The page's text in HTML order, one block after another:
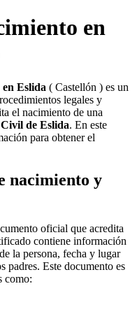
en
Eslida ( Castellón ) es un
legales y
el nacimiento de una
de Eslida. En este
para obtener el
nacimiento y
oficial que acredita
contiene información
la persona, fecha y lugar
padres. Este documento es
como: